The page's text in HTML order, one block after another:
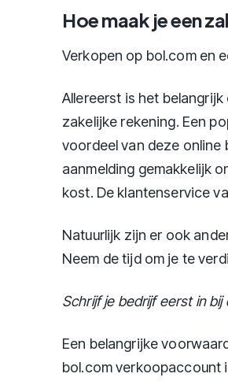
Hoe maak je een
Verkopen op bol.com en
Allereerst is het belangrijk
zakelijke rekening. Een
voordeel van deze online
aanmelding gemakkelijk
kost. De klantenservice
Natuurlijk zijn er ook
Neem de tijd om je te
Schrijf je bedrijf eerst in bij
Een belangrijke
bol.com verkoopaccount